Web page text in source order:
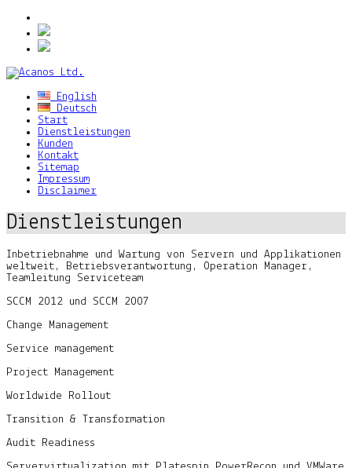
English
Deutsch
Start
Dienstleistungen
Kunden
Kontakt
Sitemap
Impressum
Disclaimer
Dienstleistungen
Inbetriebnahme und Wartung von Servern und Applikationen
weltweit, Betriebsverantwortung, Operation Manager,
Teamleitung Serviceteam
SCCM 2012 und SCCM 2007
Change Management
Service management
Project Management
Worldwide Rollout
Transition & Transformation
Audit Readiness